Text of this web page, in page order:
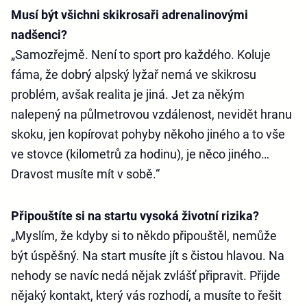
Musí být všichni skikrosaři adrenalinovými
nadšenci?
„Samozřejmě. Není to sport pro každého. Koluje
fáma, že dobrý alpský lyžař nemá ve skikrosu
problém, avšak realita je jiná. Jet za někým
nalepený na půlmetrovou vzdálenost, nevidět hranu
skoku, jen kopírovat pohyby někoho jiného a to vše
ve stovce (kilometrů za hodinu), je něco jiného…
Dravost musíte mít v sobě.“
Připouštíte si na startu vysoká životní rizika?
„Myslím, že kdyby si to někdo připouštěl, nemůže
být úspěšný. Na start musíte jít s čistou hlavou. Na
nehody se navíc nedá nějak zvlášť připravit. Přijde
nějaký kontakt, který vás rozhodí, a musíte to řešit